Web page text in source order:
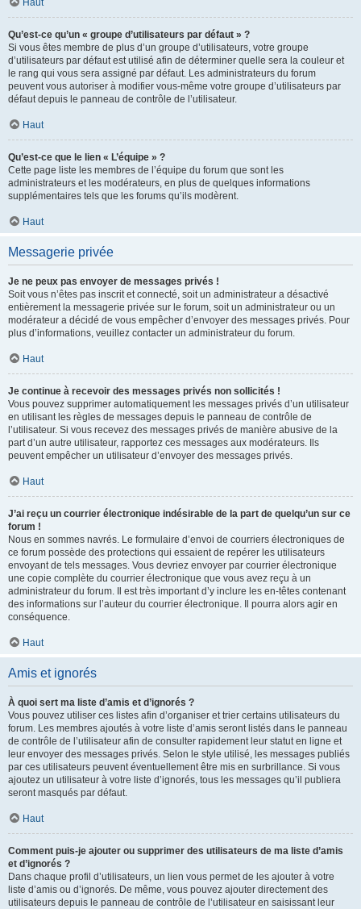
Haut
Qu’est-ce qu’un « groupe d’utilisateurs par défaut » ?
Si vous êtes membre de plus d’un groupe d’utilisateurs, votre groupe
d’utilisateurs par défaut est utilisé afin de déterminer quelle sera la couleur et
le rang qui vous sera assigné par défaut. Les administrateurs du forum
peuvent vous autoriser à modifier vous-même votre groupe d’utilisateurs par
défaut depuis le panneau de contrôle de l’utilisateur.
Haut
Qu’est-ce que le lien « L’équipe » ?
Cette page liste les membres de l’équipe du forum que sont les
administrateurs et les modérateurs, en plus de quelques informations
supplémentaires tels que les forums qu’ils modèrent.
Haut
Messagerie privée
Je ne peux pas envoyer de messages privés !
Soit vous n’êtes pas inscrit et connecté, soit un administrateur a désactivé
entièrement la messagerie privée sur le forum, soit un administrateur ou un
modérateur a décidé de vous empêcher d’envoyer des messages privés. Pour
plus d’informations, veuillez contacter un administrateur du forum.
Haut
Je continue à recevoir des messages privés non sollicités !
Vous pouvez supprimer automatiquement les messages privés d’un utilisateur
en utilisant les règles de messages depuis le panneau de contrôle de
l’utilisateur. Si vous recevez des messages privés de manière abusive de la
part d’un autre utilisateur, rapportez ces messages aux modérateurs. Ils
peuvent empêcher un utilisateur d’envoyer des messages privés.
Haut
J’ai reçu un courrier électronique indésirable de la part de quelqu’un sur ce
forum !
Nous en sommes navrés. Le formulaire d’envoi de courriers électroniques de
ce forum possède des protections qui essaient de repérer les utilisateurs
envoyant de tels messages. Vous devriez envoyer par courrier électronique
une copie complète du courrier électronique que vous avez reçu à un
administrateur du forum. Il est très important d’y inclure les en-têtes contenant
des informations sur l’auteur du courrier électronique. Il pourra alors agir en
conséquence.
Haut
Amis et ignorés
À quoi sert ma liste d’amis et d’ignorés ?
Vous pouvez utiliser ces listes afin d’organiser et trier certains utilisateurs du
forum. Les membres ajoutés à votre liste d’amis seront listés dans le panneau
de contrôle de l’utilisateur afin de consulter rapidement leur statut en ligne et
leur envoyer des messages privés. Selon le style utilisé, les messages publiés
par ces utilisateurs peuvent éventuellement être mis en surbrillance. Si vous
ajoutez un utilisateur à votre liste d’ignorés, tous les messages qu’il publiera
seront masqués par défaut.
Haut
Comment puis-je ajouter ou supprimer des utilisateurs de ma liste d’amis
et d’ignorés ?
Dans chaque profil d’utilisateurs, un lien vous permet de les ajouter à votre
liste d’amis ou d’ignorés. De même, vous pouvez ajouter directement des
utilisateurs depuis le panneau de contrôle de l’utilisateur en saisissant leur